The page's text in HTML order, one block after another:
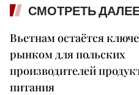
СМОТРЕТЬ
Вьетнам остаётся
рынком для польских
производителей
питания